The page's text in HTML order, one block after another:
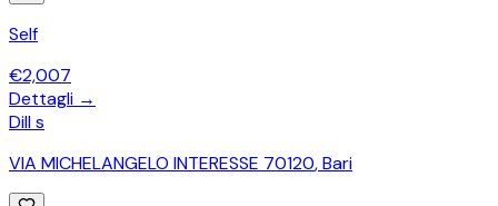
Self
€2,007
Dettagli →
Dill s
VIA MICHELANGELO INTERESSE 70120,Bari